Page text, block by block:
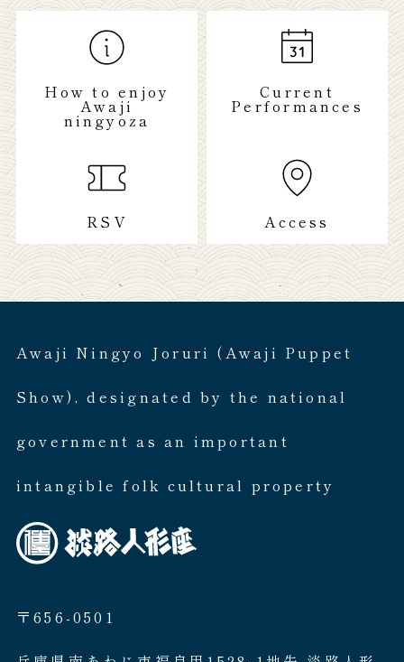
How to enjoy
Awaji
ningyoza
Current
Performances
RSV Access
Awaji Ningyo Joruri (Awaji Puppet
Show), designated by the national
government as an important
intangible folk cultural property
〒656-0501